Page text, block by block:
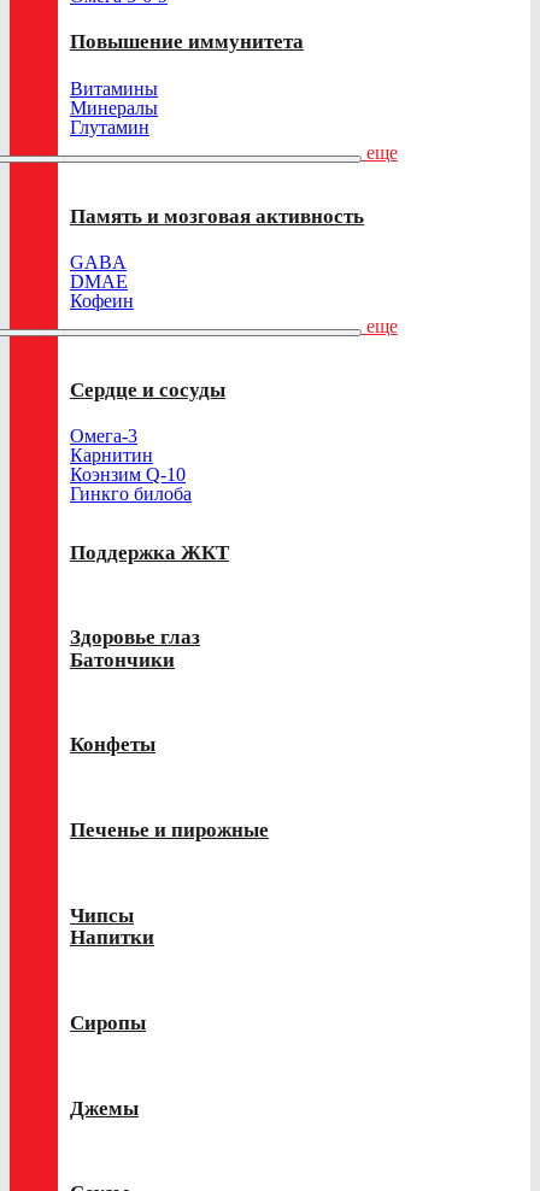
Повышение иммунитета
Витамины
Минералы
Глутамин
еще
Память и мозговая активность
GABA
DMAE
Кофеин
еще
Сердце и сосуды
Омега-3
Карнитин
Коэнзим Q-10
Гинкго билоба
Поддержка ЖКТ
Здоровье глаз
Батончики
Конфеты
Печенье и пирожные
Чипсы
Напитки
Сиропы
Джемы